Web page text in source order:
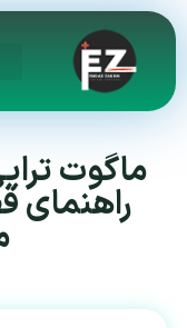
ماگوت
راهنمای